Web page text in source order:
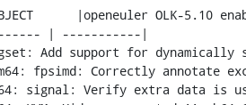
|openeuler OLK-5.10
| -----------|
Add support for
fpsimd: Correctly annotate
signal: Verify extra data is